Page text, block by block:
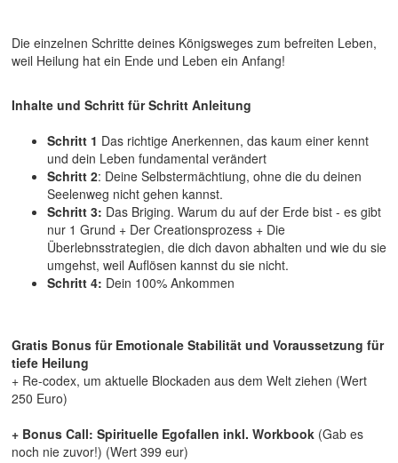
Die einzelnen Schritte deines Königsweges zum befreiten Leben,
weil Heilung hat ein Ende und Leben ein Anfang!
Inhalte und Schritt für Schritt Anleitung
Schritt 1 Das richtige Anerkennen, das kaum einer kennt
und dein Leben fundamental verändert
Schritt 2: Deine Selbstermächtiung, ohne die du deinen
Seelenweg nicht gehen kannst.
Schritt 3: Das Briging. Warum du auf der Erde bist - es gibt
nur 1 Grund + Der Creationsprozess + Die
Überlebnsstrategien, die dich davon abhalten und wie du sie
umgehst, weil Auflösen kannst du sie nicht.
Schritt 4: Dein 100% Ankommen
Gratis Bonus für Emotionale Stabilität und Voraussetzung für
tiefe Heilung
+ Re-codex, um aktuelle Blockaden aus dem Welt ziehen (Wert
250 Euro)
+ Bonus Call: Spirituelle Egofallen inkl. Workbook (Gab es
noch nie zuvor!) (Wert 399 eur)